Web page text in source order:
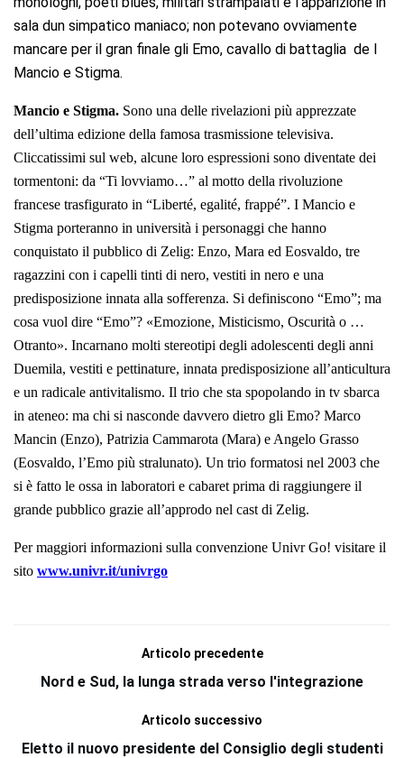
sala dun simpatico maniaco; non potevano ovviamente
mancare per il gran finale gli Emo, cavallo di battaglia de I
Mancio e Stigma.
Mancio e Stigma. Sono una delle rivelazioni più apprezzate
dell’ultima edizione della famosa trasmissione televisiva.
Cliccatissimi sul web, alcune loro espressioni sono diventate dei
tormentoni: da “Ti lovviamo…” al motto della rivoluzione
francese trasfigurato in “Liberté, egalité, frappé”. I Mancio e
Stigma porteranno in università i personaggi che hanno
conquistato il pubblico di Zelig: Enzo, Mara ed Eosvaldo, tre
ragazzini con i capelli tinti di nero, vestiti in nero e una
predisposizione innata alla sofferenza. Si definiscono “Emo”; ma
cosa vuol dire “Emo”? «Emozione, Misticismo, Oscurità o …
Otranto». Incarnano molti stereotipi degli adolescenti degli anni
Duemila, vestiti e pettinature, innata predisposizione all’anticultura
e un radicale antivitalismo. Il trio che sta spopolando in tv sbarca
in ateneo: ma chi si nasconde davvero dietro gli Emo? Marco
Mancin (Enzo), Patrizia Cammarota (Mara) e Angelo Grasso
(Eosvaldo, l’Emo più stralunato). Un trio formatosi nel 2003 che
si è fatto le ossa in laboratori e cabaret prima di raggiungere il
grande pubblico grazie all’approdo nel cast di Zelig.
Per maggiori informazioni sulla convenzione Univr Go! visitare il
sito www.univr.it/univrgo
Articolo precedente
Nord e Sud, la lunga strada verso l'integrazione
Articolo successivo
Eletto il nuovo presidente del Consiglio degli studenti